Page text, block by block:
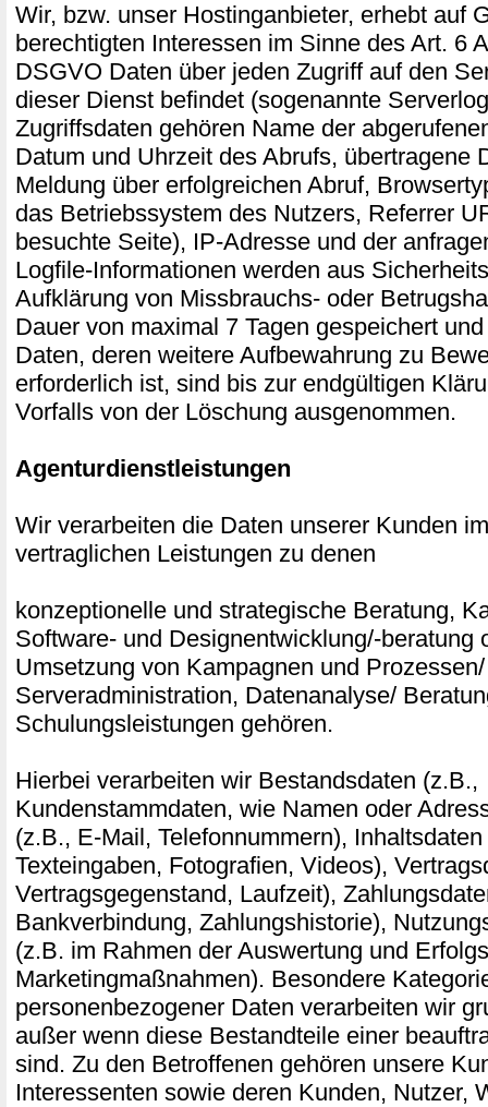
Wir, bzw. unser Hostinganbieter, erhebt auf
berechtigten Interessen im Sinne des Art. 6
DSGVO Daten über jeden Zugriff auf den
dieser Dienst befindet (sogenannte
Zugriffsdaten gehören Name der
Datum und Uhrzeit des Abrufs, übertragene
Meldung über erfolgreichen Abruf,
das Betriebssystem des Nutzers, Referrer
besuchte Seite), IP-Adresse und der
Logfile-Informationen werden aus
Aufklärung von Missbrauchs- oder
Dauer von maximal 7 Tagen gespeichert
Daten, deren weitere Aufbewahrung zu
erforderlich ist, sind bis zur endgültigen
Vorfalls von der Löschung ausgenommen.
Agenturdienstleistungen
Wir verarbeiten die Daten unserer Kunden
vertraglichen Leistungen zu denen
konzeptionelle und strategische Beratung,
Software- und Designentwicklung/-beratung
Umsetzung von Kampagnen und
Serveradministration, Datenanalyse/
Schulungsleistungen gehören.
Hierbei verarbeiten wir Bestandsdaten (z.B.,
Kundenstammdaten, wie Namen oder
(z.B., E-Mail, Telefonnummern),
Texteingaben, Fotografien, Videos),
Vertragsgegenstand, Laufzeit),
Bankverbindung, Zahlungshistorie),
(z.B. im Rahmen der Auswertung und
Marketingmaßnahmen). Besondere
personenbezogener Daten verarbeiten wir
außer wenn diese Bestandteile einer
sind. Zu den Betroffenen gehören unsere
Interessenten sowie deren Kunden, Nutzer,